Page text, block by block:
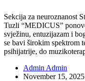
Sekcija za neuroznanost
Tuzli “MEDICUS”
svježinu, entuzijazam i
se bavi širokim spektrom
psihijatrije, do
Admin Admin
November 15, 2025